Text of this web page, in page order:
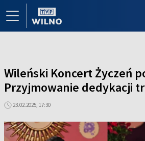
Wileński Koncert Życzeń
Przyjmowanie dedykacji
23.02.2025, 17:30